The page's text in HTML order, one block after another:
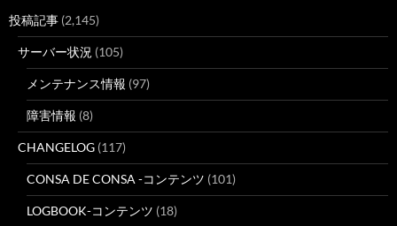
投稿記事 (2,145)
サーバー状況 (105)
メンテナンス情報 (97)
障害情報 (8)
CHANGELOG (117)
CONSA DE CONSA -コンテンツ (101)
LOGBOOK-コンテンツ (18)